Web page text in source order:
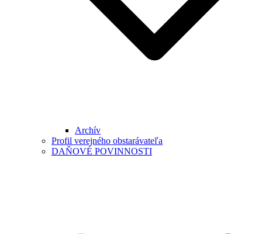
Archív
Profil verejného obstarávateľa
DAŇOVÉ POVINNOSTI